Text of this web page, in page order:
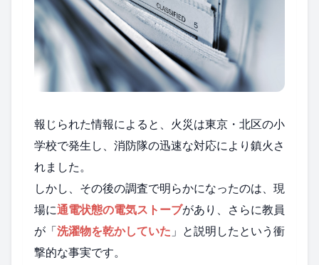
報じられた情報によると、火災は東京・北区の小
学校で発生し、消防隊の迅速な対応により鎮火さ
れました。
しかし、その後の調査で明らかになったのは、現
場に通電状態の電気ストーブがあり、さらに教員
が「洗濯物を乾かしていた 」と説明したという衝
撃的な事実です。